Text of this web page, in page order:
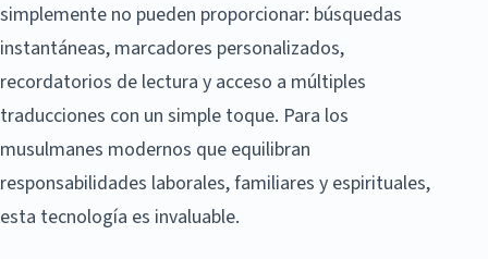
simplemente no pueden proporcionar: búsquedas
instantáneas, marcadores personalizados,
recordatorios de lectura y acceso a múltiples
traducciones con un simple toque. Para los
musulmanes modernos que equilibran
responsabilidades laborales, familiares y espirituales,
esta tecnología es invaluable.